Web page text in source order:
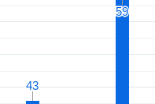
43
43
59
59